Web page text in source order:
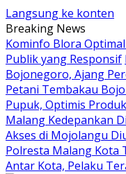
Langsung ke konten
Breaking News
Kominfo Blora
Publik yang Responsif
Bojonegoro, Ajang
Petani Tembakau
Pupuk, Optimis
Malang Kedepankan
Akses di Mojolangu
Polresta Malang Kota
Antar Kota, Pelaku